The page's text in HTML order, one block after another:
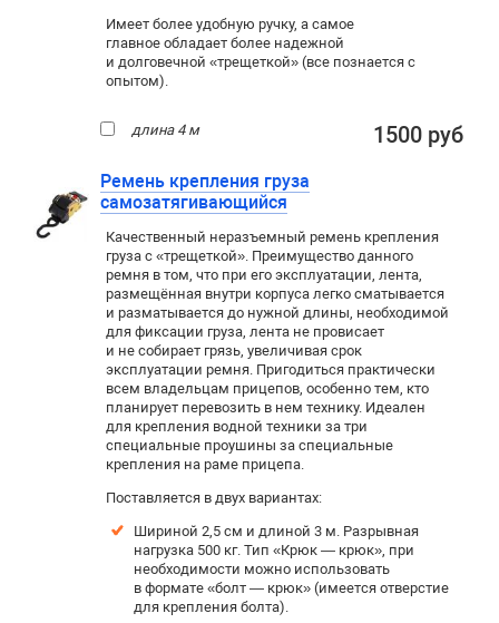
Имеет более удобную ручку, а самое
главное обладает более надежной
и долговечной «трещеткой» (все познается с
опытом).
длина 4 м 1500 руб
Ремень крепления груза
самозатягивающийся
Качественный неразъемный ремень крепления
груза с «трещеткой». Преимущество данного
ремня в том, что при его эксплуатации, лента,
размещённая внутри корпуса легко сматывается
и разматывается до нужной длины, необходимой
для фиксации груза, лента не провисает
и не собирает грязь, увеличивая срок
эксплуатации ремня. Пригодиться практически
всем владельцам прицепов, особенно тем, кто
планирует перевозить в нем технику. Идеален
для крепления водной техники за три
специальные проушины за специальные
крепления на раме прицепа.
Поставляется в двух вариантах:
Шириной 2,5 см и длиной 3 м. Разрывная
нагрузка 500 кг. Тип «Крюк — крюк», при
необходимости можно использовать
в формате «болт — крюк» (имеется отверстие
для крепления болта).